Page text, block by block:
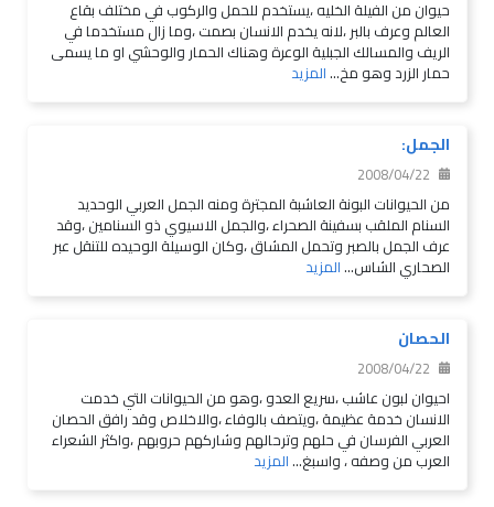
حيوان من الفيلة الخليه ،يستخدم للحمل والركوب في مختلف بقاع
العالم وعرف بالبر ،لانه يخدم الانسان بصمت ،وما زال مستخدما في
الريف والمسالك الجبلية الوعرة وهناك الحمار والوحشي او ما يسمى
حمار الزرد وهو مخ...المزيد
الجمل:
2008/04/22
من الحيوانات البونة العاشبة المجترة ومنه الجمل العربي الوحديد
السنام الملقب بسفينة الصحراء ،والجمل الاسيوي ذو السنامين ،وقد
عرف الجمل بالصبر وتحمل المشاق ،وكان الوسيلة الوحيده للتنقل عبر
الصحاري الشاس...المزيد
الحصان
2008/04/22
احيوان لبون عاشب ،سريع العدو ،وهو من الحيوانات التي خدمت
الانسان خدمة عظيمة ،ويتصف بالوفاء ،والاخلاص وقد رافق الحصان
العربي الفرسان في حلهم وترحالهم وشاركهم حروبهم ،واكثر الشعراء
العرب من وصفه ، واسبغ...المزيد